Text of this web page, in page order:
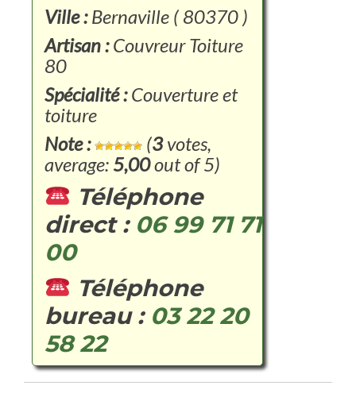
Ville :Bernaville ( 80370 )
Artisan :Couvreur Toiture
80
Spécialité :Couverture et
toiture
Note :
(3votes,
average: 5,00out of 5)
Téléphone
direct : 06 99 71 71
00
Téléphone
bureau : 03 22 20
58 22